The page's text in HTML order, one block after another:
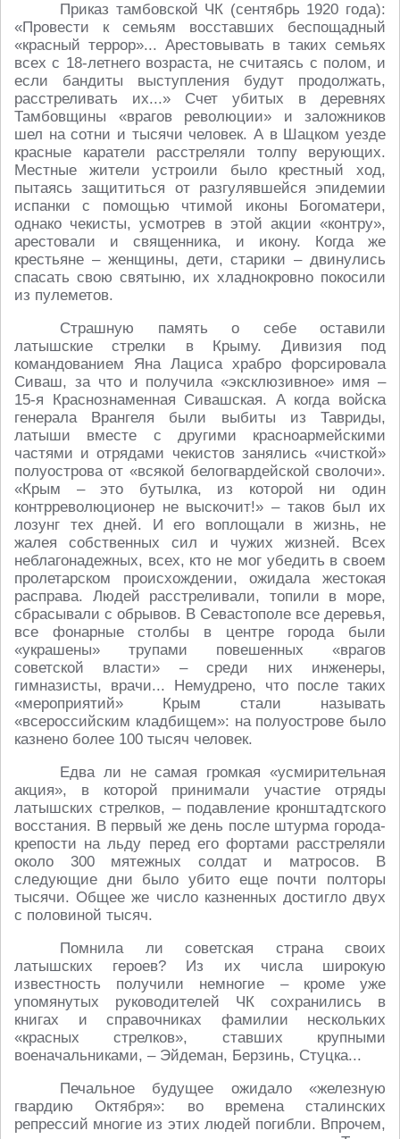
Приказ тамбовской ЧК (сентябрь 1920 года):
«Провести к семьям восставших беспощадный
«красный террор»... Арестовывать в таких семьях
всех с 18-летнего возраста, не считаясь с полом, и
если бандиты выступления будут продолжать,
расстреливать их...» Счет убитых в деревнях
Тамбовщины «врагов революции» и заложников
шел на сотни и тысячи человек. А в Шацком уезде
красные каратели расстреляли толпу верующих.
Местные жители устроили было крестный ход,
пытаясь защититься от разгулявшейся эпидемии
испанки с помощью чтимой иконы Богоматери,
однако чекисты, усмотрев в этой акции «контру»,
арестовали и священника, и икону. Когда же
крестьяне – женщины, дети, старики – двинулись
спасать свою святыню, их хладнокровно покосили
из пулеметов.
Страшную память о себе оставили
латышские стрелки в Крыму. Дивизия под
командованием Яна Лациса храбро форсировала
Сиваш, за что и получила «эксклюзивное» имя –
15-я Краснознаменная Сивашская. А когда войска
генерала Врангеля были выбиты из Тавриды,
латыши вместе с другими красноармейскими
частями и отрядами чекистов занялись «чисткой»
полуострова от «всякой белогвардейской сволочи».
«Крым – это бутылка, из которой ни один
контрреволюционер не выскочит!» – таков был их
лозунг тех дней. И его воплощали в жизнь, не
жалея собственных сил и чужих жизней. Всех
неблагонадежных, всех, кто не мог убедить в своем
пролетарском происхождении, ожидала жестокая
расправа. Людей расстреливали, топили в море,
сбрасывали с обрывов. В Севастополе все деревья,
все фонарные столбы в центре города были
«украшены» трупами повешенных «врагов
советской власти» – среди них инженеры,
гимназисты, врачи... Немудрено, что после таких
«мероприятий» Крым стали называть
«всероссийским кладбищем»: на полуострове было
казнено более 100 тысяч человек.
Едва ли не самая громкая «усмирительная
акция», в которой принимали участие отряды
латышских стрелков, – подавление кронштадтского
восстания. В первый же день после штурма города-
крепости на льду перед его фортами расстреляли
около 300 мятежных солдат и матросов. В
следующие дни было убито еще почти полторы
тысячи. Общее же число казненных достигло двух
с половиной тысяч.
Помнила ли советская страна своих
латышских героев? Из их числа широкую
известность получили немногие – кроме уже
упомянутых руководителей ЧК сохранились в
книгах и справочниках фамилии нескольких
«красных стрелков», ставших крупными
военачальниками, – Эйдеман, Берзинь, Стуцка...
Печальное будущее ожидало «железную
гвардию Октября»: во времена сталинских
репрессий многие из этих людей погибли. Впрочем,